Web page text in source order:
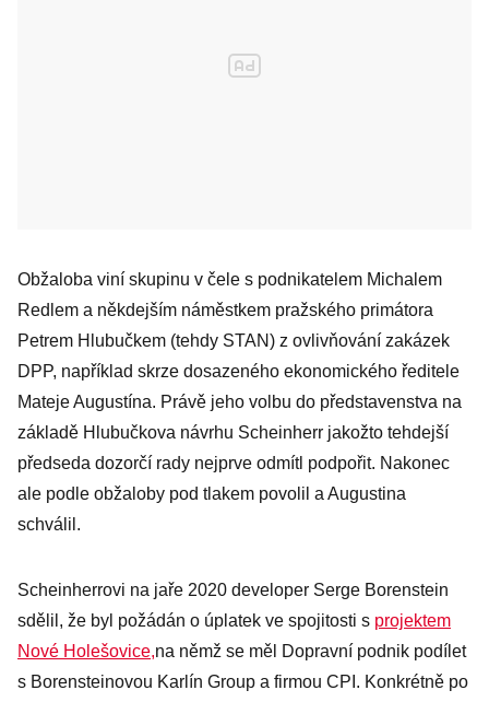
Obžaloba viní skupinu v čele s podnikatelem Michalem
Redlem a někdejším náměstkem pražského primátora
Petrem Hlubučkem (tehdy STAN) z ovlivňování zakázek
DPP, například skrze dosazeného ekonomického ředitele
Mateje Augustína. Právě jeho volbu do představenstva na
základě Hlubučkova návrhu Scheinherr jakožto tehdejší
předseda dozorčí rady nejprve odmítl podpořit. Nakonec
ale podle obžaloby pod tlakem povolil a Augustina
schválil.
Scheinherrovi na jaře 2020 developer Serge Borenstein
sdělil, že byl požádán o úplatek ve spojitosti s projektem
Nové Holešovice,na němž se měl Dopravní podnik podílet
s Borensteinovou Karlín Group a firmou CPI. Konkrétně po